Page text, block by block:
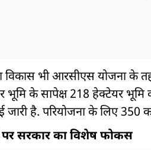
विकास भी आरसीएस योजना के
भूमि के सापेक्ष 218 हेक्टेयर
जारी है. परियोजना के लिए
पर सरकार का विशेष फोकस